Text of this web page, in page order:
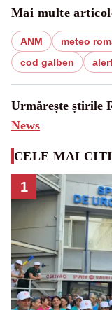
Mai multe
ANM meteo
cod galben
Urmărește știrile
News
CELE MAI
1